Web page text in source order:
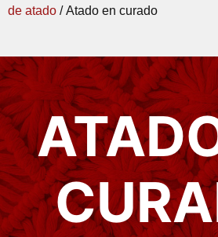
de atado / Atado en curado